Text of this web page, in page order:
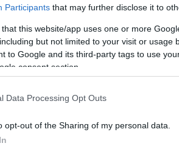
Participants that may further disclose it to
that this website/app uses one or more
but not limited to your visit or usage
to Google and its third-party tags to use
consent section.
Data Processing Opt Outs
opt-out of the Sharing of my personal data.
«Όσοι και όσες
από τον ερχόμενο
οι οποίοι έχουν